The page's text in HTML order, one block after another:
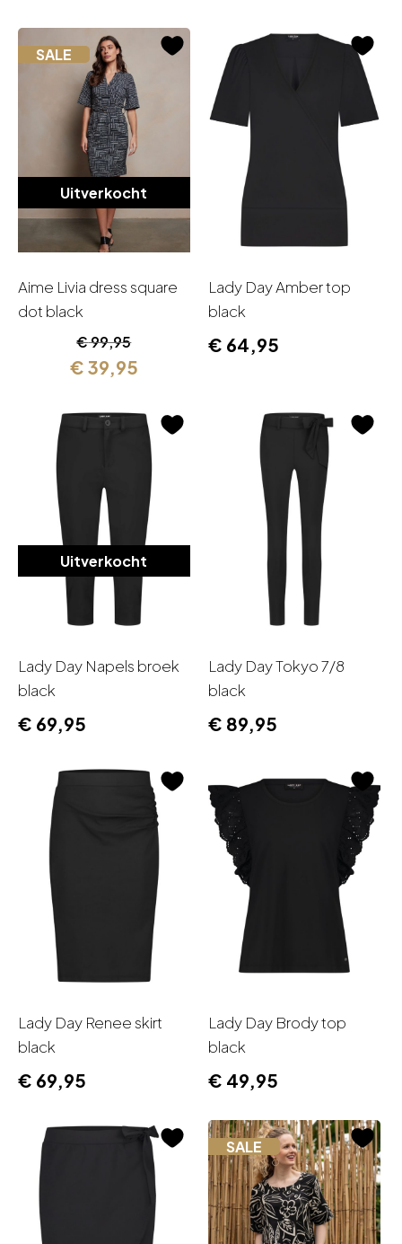
€ 109,95.
€ 39,95.
Uitverkocht
SALE
Aime Livia dress square
dot black
€99,95
Oorspronkelijke
prijs
€ 99,95.
€ 39,95
Huidige
prijs
€ 39,95.
Lady Day Amber top
black
€ 64,95
Uitverkocht
Lady Day Napels broek
black
€ 69,95
Lady Day Tokyo 7/8
black
€ 89,95
Lady Day Renee skirt
black
€ 69,95
Lady Day Brody top
black
€ 49,95
SALE